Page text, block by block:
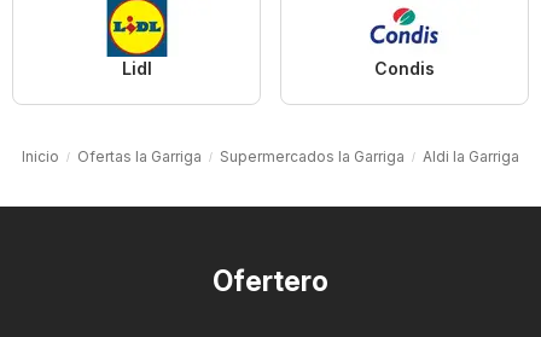
Lidl Condis
Inicio Ofertas la Garriga Supermercados la Garriga Aldi la Garriga
Ofertero